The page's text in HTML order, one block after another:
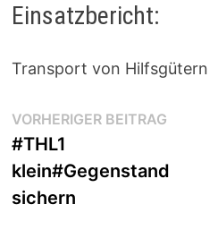
Einsatzbericht:
Transport von Hilfsgütern
Beitragsnavigation
VORHERIGER BEITRAG
#THL1
klein#Gegenstand
sichern